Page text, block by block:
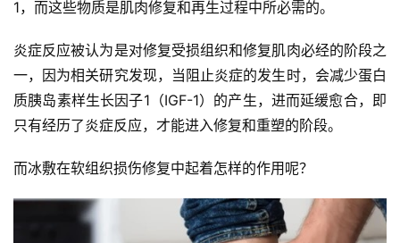
1，而这些物质是肌肉修复和再生过程中所必需的。
炎症反应被认为是对修复受损组织和修复肌肉必经的阶段之
一，因为相关研究发现，当阻止炎症的发生时，会减少蛋白
质胰岛素样生长因子1（IGF-1）的产生，进而延缓愈合，即
只有经历了炎症反应，才能进入修复和重塑的阶段。
而冰敷在软组织损伤修复中起着怎样的作用呢？